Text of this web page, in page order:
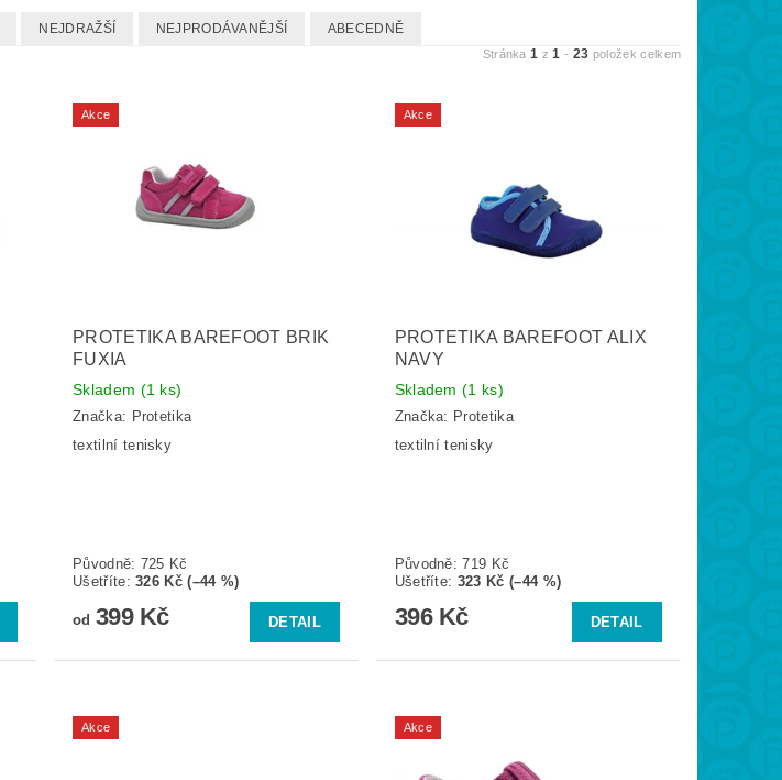
NEJDRAŽŠÍ NEJPRODÁVANĚJŠÍ ABECEDNĚ
Stránka1 z1 - 23 položek celkem
Akce
PROTETIKA BAREFOOT BRIK
FUXIA
Skladem (1 ks)
Značka: Protetika
textilní tenisky
Původně: 725 Kč
Ušetříte:326 Kč (–44 %)
od 399 Kč DETAIL
Akce
PROTETIKA BAREFOOT ALIX
NAVY
Skladem(1 ks)
Značka: Protetika
textilní tenisky
Původně:719 Kč
Ušetříte: 323 Kč (–44 %)
396 Kč DETAIL
Akce Akce